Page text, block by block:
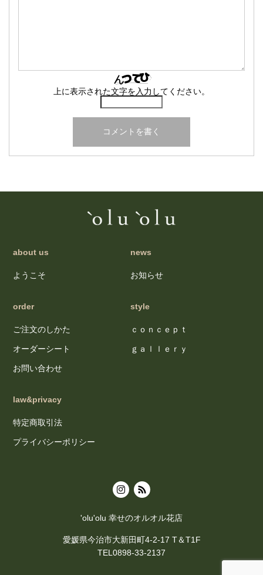
上に表示された文字を入力してください。
about us
ようこそ
news
お知らせ
order
ご注文のしかた
オーダーシート
お問い合わせ
style
ｃｏｎｃｅｐｔ
ｇａｌｌｅｒｙ
law&privacy
特定商取引法
プライバシーポリシー
'olu'olu 幸せのオルオル花店
愛媛県今治市大新田町4-2-17 T＆T1F
TEL0898-33-2137